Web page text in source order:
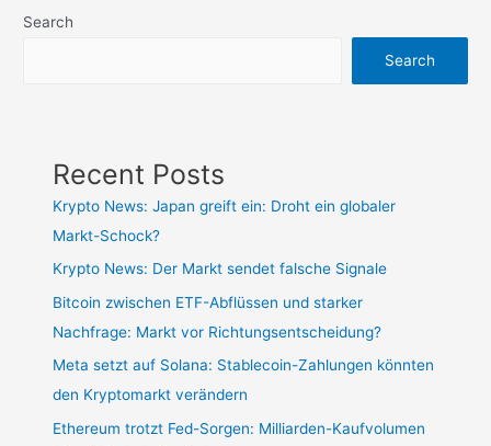
Search
Search
Recent Posts
Krypto News: Japan greift ein: Droht ein globaler
Markt-Schock?
Krypto News: Der Markt sendet falsche Signale
Bitcoin zwischen ETF-Abflüssen und starker
Nachfrage: Markt vor Richtungsentscheidung?
Meta setzt auf Solana: Stablecoin-Zahlungen könnten
den Kryptomarkt verändern
Ethereum trotzt Fed-Sorgen: Milliarden-Kaufvolumen